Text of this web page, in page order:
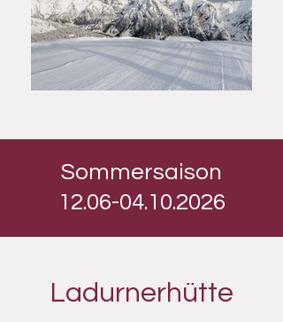
Sommersaison
12.06-04.10.2026
Ladurnerhütte